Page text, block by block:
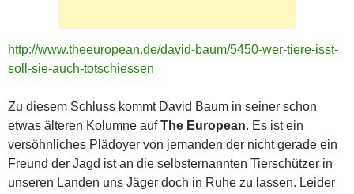
http://www.theeuropean.de/david-baum/5450-wer-tiere-isst-
soll-sie-auch-totschiessen
Zu diesem Schluss kommt David Baum in seiner schon
etwas älteren Kolumne aufThe European. Es ist ein
versöhnliches Plädoyer von jemanden der nicht gerade ein
Freund der Jagd ist an die selbsternannten Tierschützer in
unseren Landen uns Jäger doch in Ruhe zu lassen. Leider